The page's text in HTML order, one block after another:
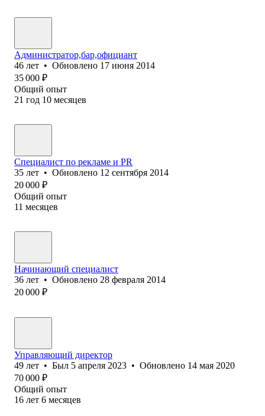
Администратор,бар,официант
46 лет • Обновлено 17 июня 2014
35 000 ₽
Общий опыт
21 год 10 месяцев
Специалист по рекламе и PR
35 лет • Обновлено 12 сентября 2014
20 000 ₽
Общий опыт
11 месяцев
Начинающий специалист
36 лет • Обновлено 28 февраля 2014
20 000 ₽
Управляющий директор
49 лет • Был 5 апреля 2023 • Обновлено 14 мая 2020
70 000 ₽
Общий опыт
16 лет 6 месяцев